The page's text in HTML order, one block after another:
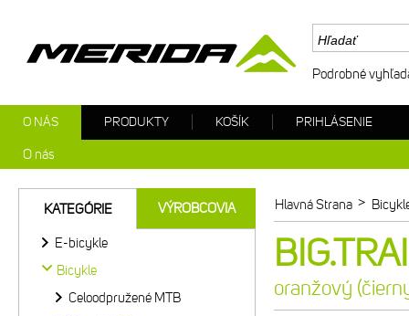
Hlavná Strana >
oranžový
KATEGÓRIE VÝROBCOVIA
E-bicykle
Bicykle
Celoodpružené MTB
Podrobné
O NÁS
O nás
PRODUKTY KOŠÍK PRIHLÁSENIE